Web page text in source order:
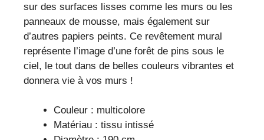
sur des surfaces lisses comme les murs ou les
panneaux de mousse, mais également sur
d’autres papiers peints. Ce revêtement mural
représente l’image d’une forêt de pins sous le
ciel, le tout dans de belles couleurs vibrantes et
donnera vie à vos murs !
Couleur : multicolore
Matériau : tissu intissé